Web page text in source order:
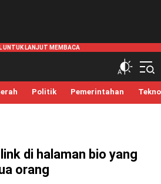
Politik Pemerintahan Tekno
di halaman bio yang
orang